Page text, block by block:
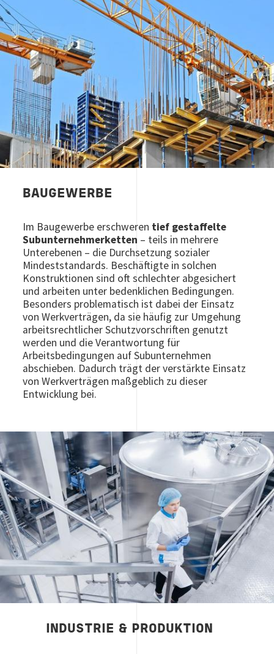
BAUGEWERBE
Im Baugewerbe erschweren tief gestaffelte
Subunternehmerketten – teils in mehrere
Unterebenen – die Durchsetzung sozialer
Mindeststandards. Beschäftigte in solchen
Konstruktionen sind oft schlechter abgesichert
und arbeiten unter bedenklichen Bedingungen.
Besonders problematisch ist dabei der Einsatz
von Werkverträgen, da sie häufig zur Umgehung
arbeitsrechtlicher Schutzvorschriften genutzt
werden und die Verantwortung für
Arbeitsbedingungen auf Subunternehmen
abschieben. Dadurch trägt der verstärkte Einsatz
von Werkverträgen maßgeblich zu dieser
Entwicklung bei.
Image
INDUSTRIE & PRODUKTION